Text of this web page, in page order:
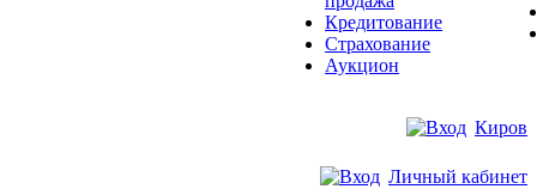
Кредитование
Страхование
Аукцион
Киров
Личный кабинет